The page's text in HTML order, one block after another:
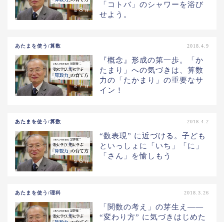
「コトバ」のシャワーを浴び
せよう。
あたまを使う/算数 2018.4.9
『概念』形成の第一歩。「か
たまり」への気づきは、算数
力の「たかまり」の重要なサ
イン！
あたまを使う/算数 2018.4.2
“数表現” に近づける。子ども
といっしょに「いち」「に」
「さん」を愉しもう
あたまを使う/理科 2018.3.26
「関数の考え」の芽生え——
“変わり方” に気づきはじめた